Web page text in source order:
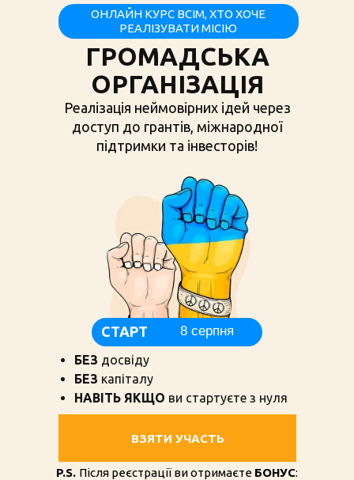
ГРОМАДСЬКА
ОРГАНІЗАЦІЯ
БЕЗ досвіду
БЕЗ капіталу
НАВІТЬ ЯКЩО ви стартуєте з нуля
ВЗЯТИ УЧАСТЬ
P.S. Після реєстрації ви отримаєте БОНУС:
Реалізація неймовірних ідей через
доступ до грантів, міжнародної
підтримки та інвесторів!
ОНЛАЙН КУРС ВСІМ, ХТО ХОЧЕ
РЕАЛІЗУВАТИ МІСІЮ
СТАРТ 8 серпня